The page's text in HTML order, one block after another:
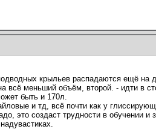
крыльев распадаются ещё на
всё меньший объём, второй. - идти
быть и 170л.
и тд, всё почти как у
это создаст трудности в обучении